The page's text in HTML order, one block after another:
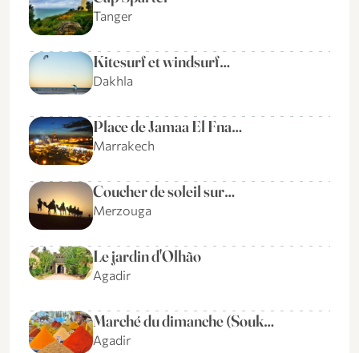
Tanger
Kitesurf et windsurf…
Dakhla
Place de Jamaa El Fna…
Marrakech
Coucher de soleil sur…
Merzouga
Le jardin d'Olhão
Agadir
Marché du dimanche (Souk…
Agadir